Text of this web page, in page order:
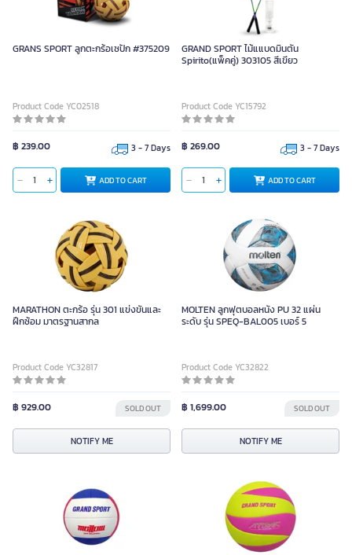
GRANS SPORT ลูกตะกร้อเซปัก #375209
Product Code YC02518
฿ 239.00 3 - 7 Days
ADD TO CART
GRAND SPORT ไม้แแบดมินตัน
Spirito(แพ็คคู่) 303105 สีเขียว
Product Code YC15792
฿ 269.00 3 - 7 Days
ADD TO CART
MARATHON ตะกร้อ รุ่น 301 แข่งขันและ
ฝึกซ้อม มาตรฐานสากล
Product Code YC32817
฿ 929.00 SOLD OUT
NOTIFY ME
MOLTEN ลูกฟุตบอลหนัง PU 32 แผ่น
ระดับ รุ่น SPEQ-BAL005 เบอร์ 5
Product Code YC32822
฿ 1,699.00 SOLD OUT
NOTIFY ME
GRAND SPORT วอลเลย์บอล